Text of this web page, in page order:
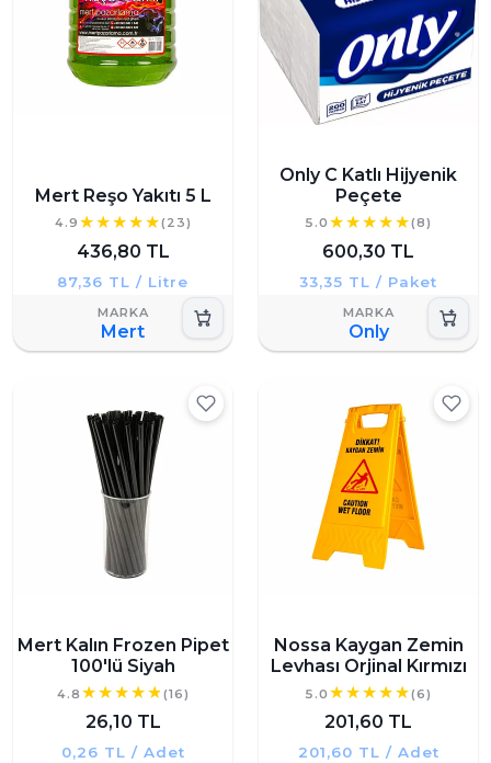
Mert Reşo Yakıtı 5 L
4.9 (23)
436,80 TL
87,36 TL / Litre
Mert
Only C Katlı Hijyenik
Peçete
5.0 (8)
600,30 TL
33,35 TL / Paket
Only
Mert Kalın Frozen Pipet
100'lü Siyah
4.8 (16)
26,10 TL
0,26 TL / Adet
Nossa Kaygan Zemin
Levhası Orjinal Kırmızı
5.0 (6)
201,60 TL
201,60 TL / Adet